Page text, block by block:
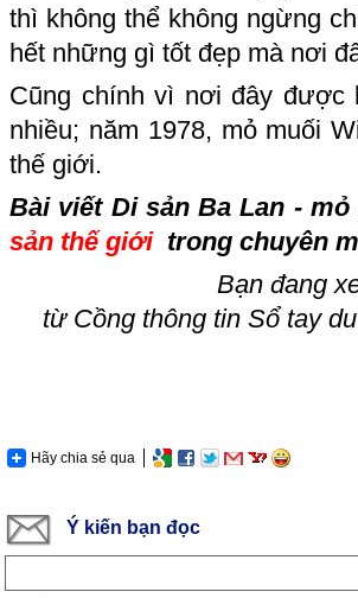
thì không thể không ngừng
hết những gì tốt đẹp mà nơi
Cũng chính vì nơi đây được
nhiều; năm 1978, mỏ muối
thế giới.
Bài viết Di sản Ba Lan -
sản thế giớitrong chuyên
Bạn đang
từ Cồng thông tin Sổ tay
Hãy chia sẻ qua
Ý kiến bạn đọc